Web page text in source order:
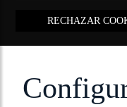
RECHAZAR